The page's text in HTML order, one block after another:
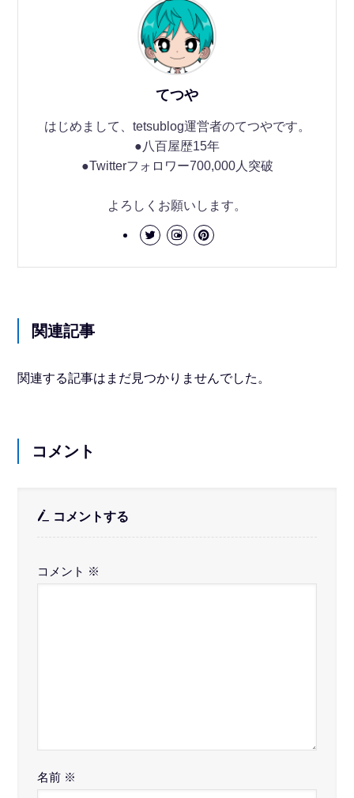
てつや
はじめまして、tetsublog運営者のてつやです。
●八百屋歴15年
●Twitterフォロワー700,000人突破
よろしくお願いします。
関連記事
関連する記事はまだ見つかりませんでした。
コメント
コメントする
コメント ※
名前 ※